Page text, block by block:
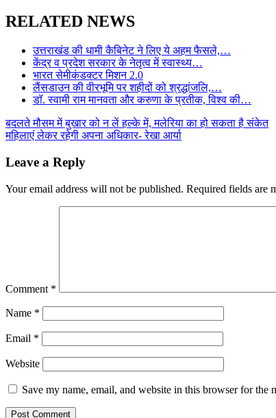
RELATED NEWS
उत्तराखंड की धामी कैबिनेट ने लिए ये अहम फैसले,…
केंद्र व प्रदेश सरकार के नेतृत्व में स्वास्थ्य…
भारत सेमीकंडक्टर मिशन 2.0
लैंसडाउन की वीरभूमि पर शहीदों को श्रद्धांजलि,…
डॉ. स्वामी राम मानवता और करुणा के प्रतीक, विश्व की…
Post
navigation
बदलते मौसम में बुखार को न लें हल्के में, मलेरिया का हो सकता है संकेत
महिलाएं लेकर रहेगी अपना अधिकार- रेखा आर्या
Leave a Reply
Your email address will not be published. Required fields are
Comment *
Name *
Email *
Website
Save my name, email, and website in this browser for the